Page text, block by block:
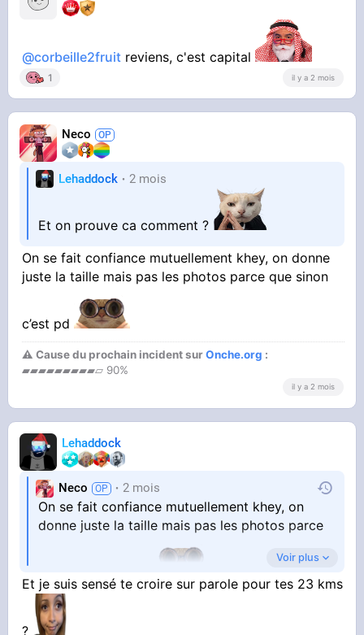
@corbeille2fruit reviens, c'est capital
1 il y a 2 mois
Neco
Lehaddock 2 mois
Et on prouve ca comment ?
On se fait confiance mutuellement khey, on donne
juste la taille mais pas les photos parce que sinon
c’est pd
⚠ Cause du prochain incident surOnche.org :
▰▰▰▰▰▰▰▰▰▱ 90%
il y a 2 mois
Lehaddock
Neco 2 mois
On se fait confiance mutuellement khey, on
donne juste la taille mais pas les photos parce
Voir plus
Et je suis sensé te croire sur parole pour tes 23 kms
?